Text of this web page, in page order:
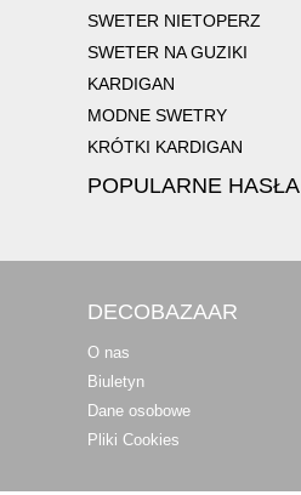
SWETER NIETOPERZ
SWETER NA GUZIKI
KARDIGAN
MODNE SWETRY
KRÓTKI KARDIGAN
POPULARNE HASŁA
DECOBAZAAR
O nas
Biuletyn
Dane osobowe
Pliki Cookies